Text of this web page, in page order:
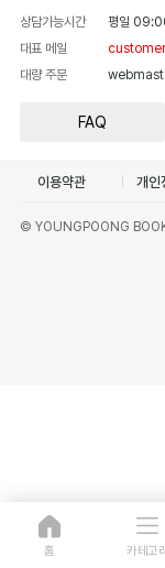
상담가능시간 평일
대표 메일
대량 주문
FAQ
이용약관 개인
© YOUNGPOONG
홈 카테고